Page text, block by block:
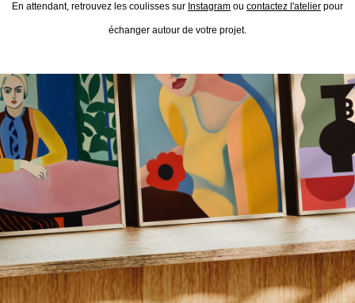
En attendant, retrouvez les coulisses sur Instagram ou contactez l'atelier pour
échanger autour de votre projet.